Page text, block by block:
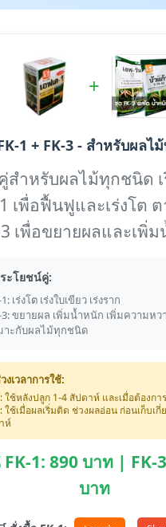
+
1 + FK-3 - สำหรับผลไ
สำหรับผลไม้ทุกชนิด
เพื่อฟื้นฟูและเร่งโต
3 เพื่อขยายผลและเพิ่
ะโยชน์คู่:
1: เร่งโต เร่งใบเขียว เร่งราก
3: ขยายผล เพิ่มน้ำหนัก เพิ่มความหว
าะกับผลไม้ทุกชนิด
งเวลาการใช้:
ใช้หลังปลูก 1-4 สัปดาห์ และเมื่อต้องก
ใช้เมื่อผลเริ่มติด ช่วงผลอ่อน ก่อนเก็บเกี่
ห์
FK-1: 890 บาท | FK-
บาท